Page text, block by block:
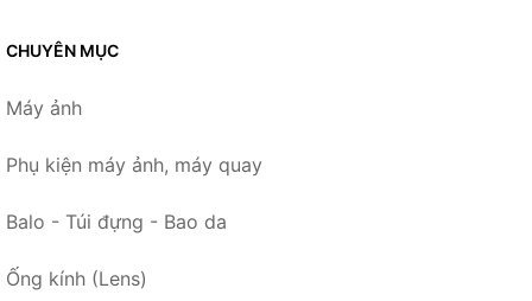
CHUYÊN MỤC
Máy ảnh
Phụ kiện máy ảnh, máy quay
Balo - Túi đựng - Bao da
Ống kính (Lens)